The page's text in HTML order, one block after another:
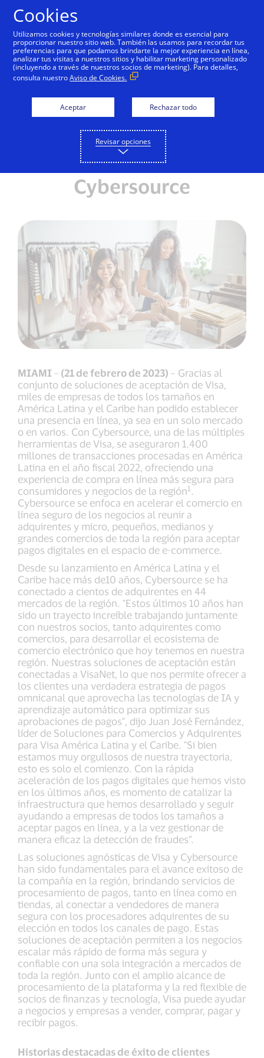
Visa protege 1.400
millones de
transacciones de
comercio electrónico en
todo América Latina y el
Caribe con su solución
Cybersource
MIAMI – (21 de febrero de 2023) – Gracias al
conjunto de soluciones de aceptación de Visa,
miles de empresas de todos los tamaños en
América Latina y el Caribe han podido establecer
una presencia en línea, ya sea en un solo mercado
o en varios. Con Cybersource, una de las múltiples
herramientas de Visa, se aseguraron 1.400
millones de transacciones procesadas en América
Latina en el año fiscal 2022, ofreciendo una
experiencia de compra en línea más segura para
consumidores y negocios de la región1 .
Cybersource se enfoca en acelerar el comercio en
línea seguro de los negocios al reunir a
adquirentes y micro, pequeños, medianos y
grandes comercios de toda la región para aceptar
pagos digitales en el espacio de e-commerce.
Desde su lanzamiento en América Latina y el
Caribe hace más de10 años, Cybersource se ha
conectado a cientos de adquirentes en 44
mercados de la región. "Estos últimos 10 años han
sido un trayecto increíble trabajando juntamente
con nuestros socios, tanto adquirentes como
comercios, para desarrollar el ecosistema de
comercio electrónico que hoy tenemos en nuestra
región. Nuestras soluciones de aceptación están
conectadas a VisaNet, lo que nos permite ofrecer a
los clientes una verdadera estrategia de pagos
omnicanal que aprovecha las tecnologías de IA y
aprendizaje automático para optimizar sus
aprobaciones de pagos", dijo Juan José Fernández,
líder de Soluciones para Comercios y Adquirentes
para Visa América Latina y el Caribe. "Si bien
estamos muy orgullosos de nuestra trayectoria,
esto es solo el comienzo. Con la rápida
aceleración de los pagos digitales que hemos visto
en los últimos años, es momento de catalizar la
infraestructura que hemos desarrollado y seguir
ayudando a empresas de todos los tamaños a
aceptar pagos en línea, y a la vez gestionar de
manera eficaz la detección de fraudes”.
Las soluciones agnósticas de Visa y Cybersource
han sido fundamentales para el avance exitoso de
la compañía en la región, brindando servicios de
procesamiento de pagos, tanto en línea como en
tiendas, al conectar a vendedores de manera
segura con los procesadores adquirentes de su
elección en todos los canales de pago. Estas
soluciones de aceptación permiten a los negocios
escalar más rápido de forma más segura y
confiable con una sola integración a mercados de
toda la región. Junto con el amplio alcance de
procesamiento de la plataforma y la red flexible de
socios de finanzas y tecnología, Visa puede ayudar
a negocios y empresas a vender, comprar, pagar y
recibir pagos.
Historias destacadas de éxito de clientes
Cookies
Utilizamos cookies y tecnologías similares donde es esencial para
proporcionar nuestro sitio web. También las usamos para recordar tus
preferencias para que podamos brindarte la mejor experiencia en línea,
analizar tus visitas a nuestros sitios y habilitar marketing personalizado
(incluyendo a través de nuestros socios de marketing). Para detalles,
consulta nuestroAviso de Cookies.
Aceptar Rechazar todo
Revisar opciones